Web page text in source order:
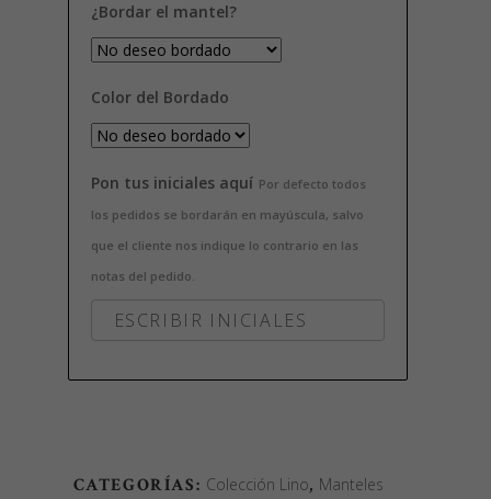
¿Bordar el mantel?
Color del Bordado
Pon tus iniciales aquí Por defecto todos
los pedidos se bordarán en mayúscula, salvo
que el cliente nos indique lo contrario en las
notas del pedido.
CATEGORÍAS: Colección Lino, Manteles